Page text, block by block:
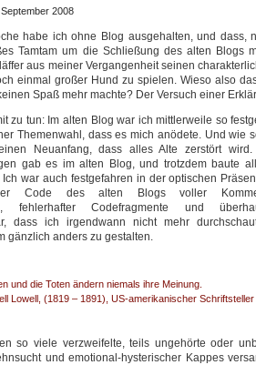
2008
habe ich ohne Blog ausgehalten, und dass,
Tamtam um die Schließung des alten Blogs
aus meiner Vergangenheit seinen
einmal großer Hund zu spielen. Wieso also
Spaß mehr machte? Der Versuch einer
zu tun: Im alten Blog war ich mittlerweile so
Themenwahl, dass es mich anödete. Und wie
Neuanfang, dass alles Alte zerstört wird.
gab es im alten Blog, und trotzdem baute
war auch festgefahren in der optischen
Code des alten Blogs voller
fehlerhafter Codefragmente und
dass ich irgendwann nicht mehr
gänzlich anders zu gestalten.
und die Toten ändern niemals ihre Meinung.
Lowell, (1819 – 1891), US-amerikanischer Schriftsteller
so viele verzweifelte, teils ungehörte oder
und emotional-hysterischer Kappes